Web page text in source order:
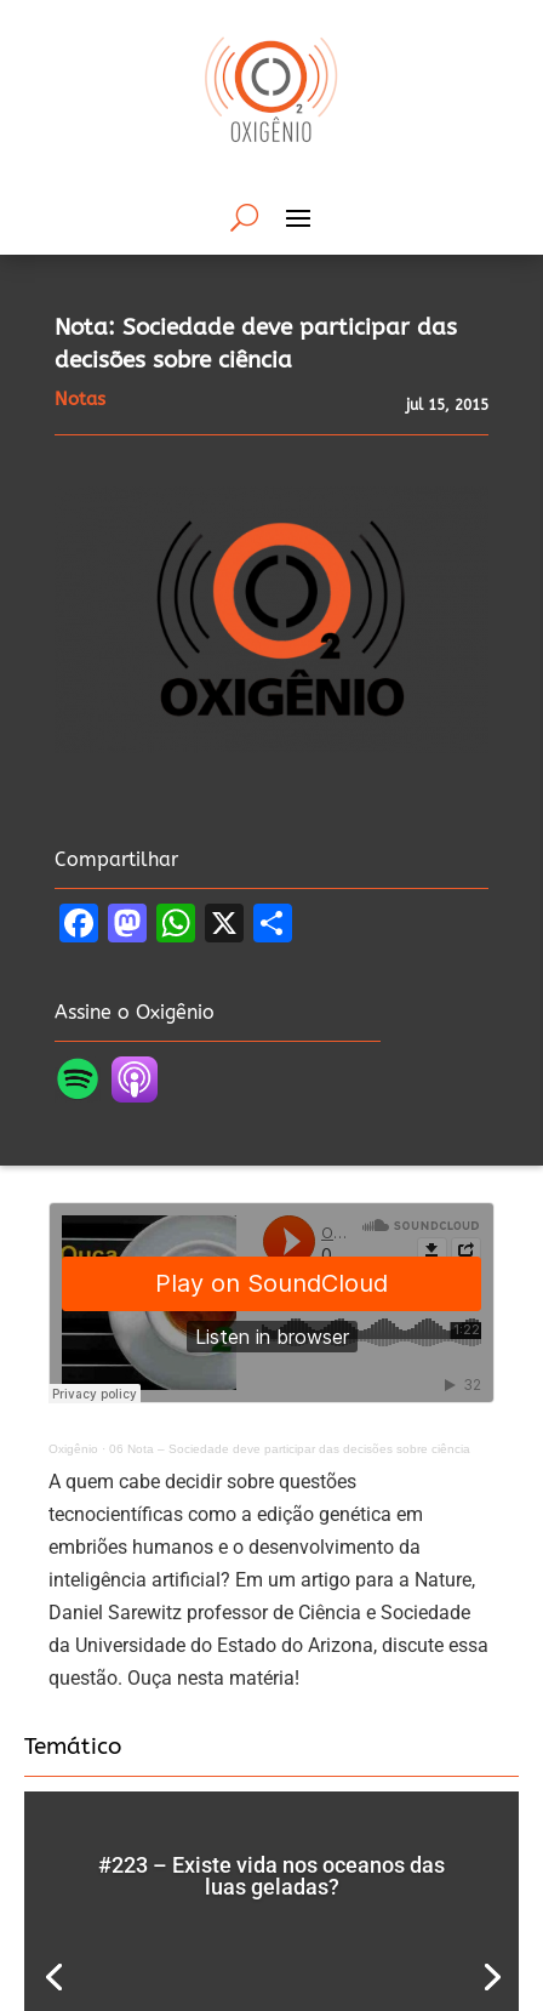
Nota: Sociedade deve participar das
decisões sobre ciência
Notas jul 15, 2015
Compartilhar
Facebook
Mastodon
WhatsApp
X Share
Assine o Oxigênio
Oxigênio · 06 Nota – Sociedade deve participar das decisões sobre ciência
A quem cabe decidir sobre questões
tecnocientíficas como a edição genética em
embriões humanos e o desenvolvimento da
inteligência artificial? Em um artigo para a Nature,
Daniel Sarewitz professor de Ciência e Sociedade
da Universidade do Estado do Arizona, discute essa
questão. Ouça nesta matéria!
Temático
#223 – Existe vida nos oceanos das
luas geladas?